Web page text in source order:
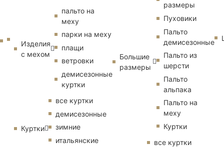
Изделия
с мехом
пальто на
меху
парки на меху
плащи
ветровки
демисезонные
куртки
Куртки
все куртки
демисезонные
зимние
итальянские
Большие
размеры
размеры
Пуховики
Пальто
демисезонные
Пальто из
шерсти
Пальто
альпака
Пальто на
меху
Куртки
все куртки